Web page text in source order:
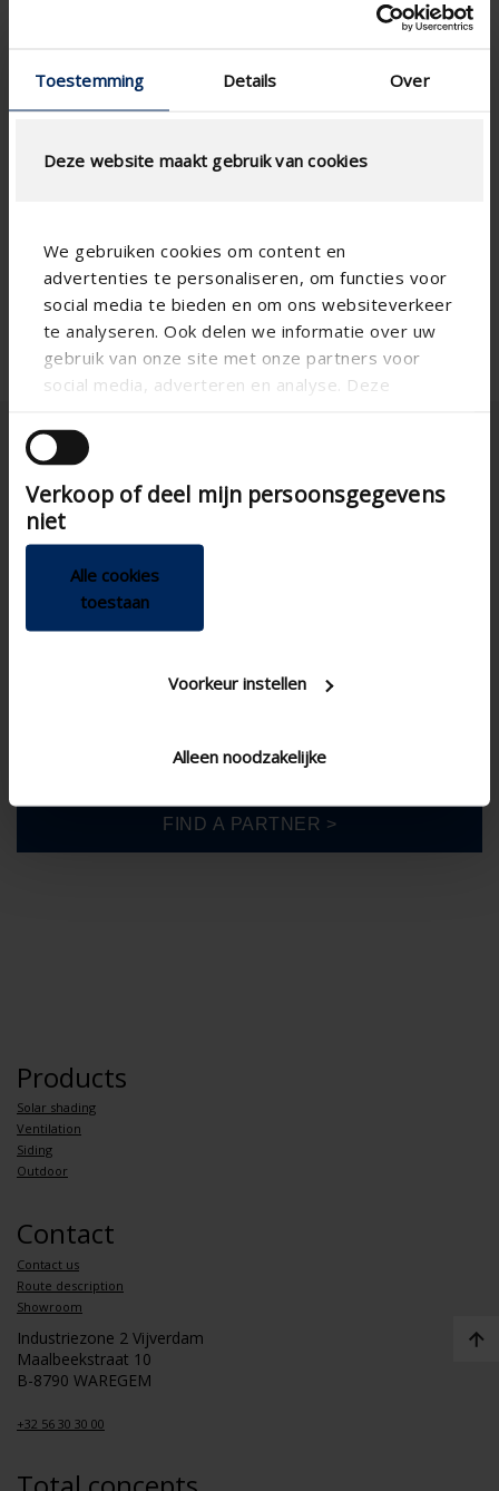
Toestemming Details Over
Deze website maakt gebruik van cookies
We gebruiken cookies om content en
advertenties te personaliseren, om functies voor
social media te bieden en om ons websiteverkeer
te analyseren. Ook delen we informatie over uw
gebruik van onze site met onze partners voor
social media, adverteren en analyse. Deze
andere informatie die u aan ze heeft verstrekt of
die ze hebben verzameld op basis van uw gebruik
van hun services.
Verkoop of deel mijn persoonsgegevens
niet
Alle cookies
toestaan
Voorkeur instellen
Alleen noodzakelijke
Products
Solar shading
Ventilation
Siding
Outdoor
Contact
Contact us
Route description
Showroom
Industriezone 2 Vijverdam
Maalbeekstraat 10
B-8790 WAREGEM
+32 56 30 30 00